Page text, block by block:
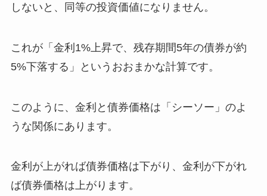
しないと、同等の投資価値になりません。
これが「金利1%上昇で、残存期間5年の債券が約
5%下落する」というおおまかな計算です。
このように、金利と債券価格は「シーソー」のよ
うな関係にあります。
金利が上がれば債券価格は下がり、金利が下がれ
ば債券価格は上がります。